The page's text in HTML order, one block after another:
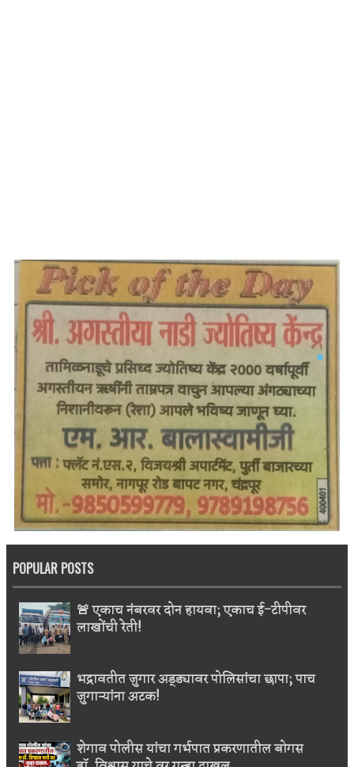
POPULAR POSTS
🚨 एकाच नंबरवर दोन हायवा; एकाच ई-टीपीवर
लाखोंची रेती!
भद्रावतीत जुगार अड्ड्यावर पोलिसांचा छापा; पाच
जुगाऱ्यांना अटक!
शेगाव पोलीस यांचा गर्भपात प्रकरणातील बोगस